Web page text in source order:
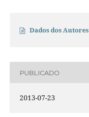
Dados dos Autores
PUBLICADO
2013-07-23